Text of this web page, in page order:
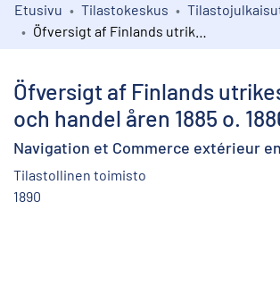
Kokoelmat
Etusivu Tilastokeskus
Öfversigt af Finlands
och handel åren 1885 o.
Navigation et Commerce extérieur en
Tilastollinen toimisto
1890